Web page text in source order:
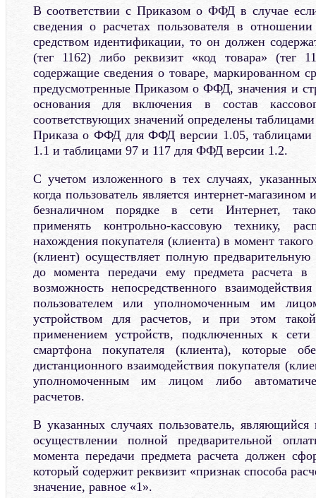
В соответствии с Приказом о ФФД в случае
сведения о расчетах пользователя в
средством идентификации, то он должен
(тег 1162) либо реквизит «код товара» (тег
содержащие сведения о товаре, маркированном
предусмотренные Приказом о ФФД, значения и
основания для включения в состав
соответствующих значений определены
Приказа о ФФД для ФФД версии 1.05,
1.1 и таблицами 97 и 117 для ФФД версии 1.2.
С учетом изложенного в тех случаях,
когда пользователь является интернет-
безналичном порядке в сети Интернет,
применять контрольно-кассовую технику,
нахождения покупателя (клиента) в момент такого
(клиент) осуществляет полную предварительную
до момента передачи ему предмета расчета
возможность непосредственного
пользователем или уполномоченным им
устройством для расчетов, и при этом
применением устройств, подключенных к
смартфона покупателя (клиента), которые
дистанционного взаимодействия покупателя
уполномоченным им лицом либо
расчетов.
В указанных случаях пользователь, являющийся
осуществлении полной предварительной
момента передачи предмета расчета должен
который содержит реквизит «признак способа
значение, равное «1».